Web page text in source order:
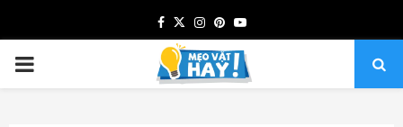
Facebook
TwitterInstagram
Pinterest
Youtube
PRIMARY